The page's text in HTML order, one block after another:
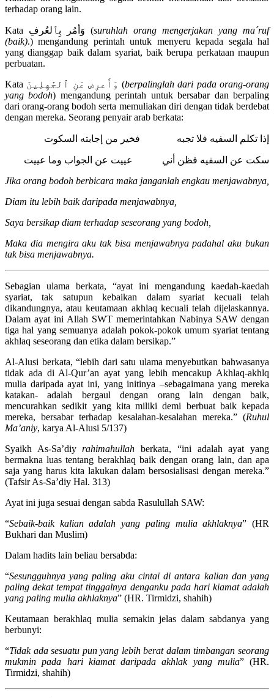
terhadap orang lain.
Kata وَأمُر بِٱلعُرفِ (suruhlah orang mengerjakan yang ma´ruf
(baik).) mengandung perintah untuk menyeru kepada segala hal
yang dianggap baik dalam syariat, baik berupa perkataan maupun
perbuatan.
Kata وَأَعرِض عَنِ ٱلجَٰهِلِينَ (berpalinglah dari pada orang-orang
yang bodoh) mengandung perintah untuk bersabar dan berpaling
dari orang-orang bodoh serta memuliakan diri dengan tidak berdebat
dengan mereka. Seorang penyair arab berkata:
إذا تكلم السفيه فلا تجبه فخير من إجابته السكوت
سكت عن السفيه فظن أني عييت عن الجواب وما عييت
Jika orang bodoh berbicara maka janganlah engkau menjawabnya,
Diam itu lebih baik daripada menjawabnya,
Saya bersikap diam terhadap seseorang yang bodoh,
Maka dia mengira aku tak bisa menjawabnya padahal aku bukan
tak bisa menjawabnya.
Sebagian ulama berkata, “ayat ini mengandung kaedah-kaedah
syariat, tak satupun kebaikan dalam syariat kecuali telah
dikandungnya, atau keutamaan akhlaq kecuali telah dijelaskannya.
Dalam ayat ini Allah SWT memerintahkan Nabinya SAW dengan
tiga hal yang semuanya adalah pokok-pokok umum syariat tentang
akhlaq seseorang dan etika dalam bersikap.”
Al-Alusi berkata, “lebih dari satu ulama menyebutkan bahwasanya
tidak ada di Al-Qur’an ayat yang lebih mencakup Akhlaq-akhlq
mulia daripada ayat ini, yang initinya –sebagaimana yang mereka
katakan- adalah bergaul dengan orang lain dengan baik,
mencurahkan sedikit yang kita miliki demi berbuat baik kepada
mereka, bersabar terhadap kesalahan-kesalahan mereka.” (Ruhul
Ma’aniy, karya Al-Alusi 5/137)
Syaikh As-Sa’diyrahimahullah berkata, “ini adalah ayat yang
bermakna luas tentang berakhlaq baik dengan orang lain, dan apa
saja yang harus kita lakukan dalam bersosialisasi dengan mereka.”
(Tafsir As-Sa’diy Hal. 313)
Ayat ini juga sesuai dengan sabda Rasulullah SAW:
“Sebaik-baik kalian adalah yang paling mulia akhlaknya” (HR
Bukhari dan Muslim)
Dalam hadits lain beliau bersabda:
“Sesungguhnya yang paling aku cintai di antara kalian dan yang
paling dekat tempat tinggalnya denganku pada hari kiamat adalah
yang paling mulia akhlaknya” (HR. Tirmidzi, shahih)
Keutamaan berakhlaq mulia semakin jelas dalam sabdanya yang
berbunyi:
“Tidak ada sesuatu pun yang lebih berat dalam timbangan seorang
mukmin pada hari kiamat daripada akhlak yang mulia” (HR.
Tirmidzi, shahih)